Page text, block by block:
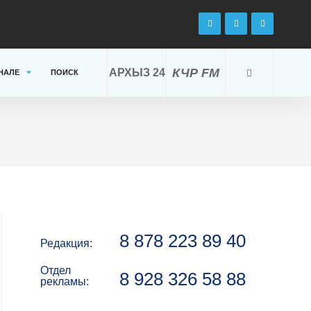
КЧР FM
АРХЫЗ 24
ПОИСК
Редакция: 8 878 223 89 40
Отдел
рекламы:
8 928 326 58 88